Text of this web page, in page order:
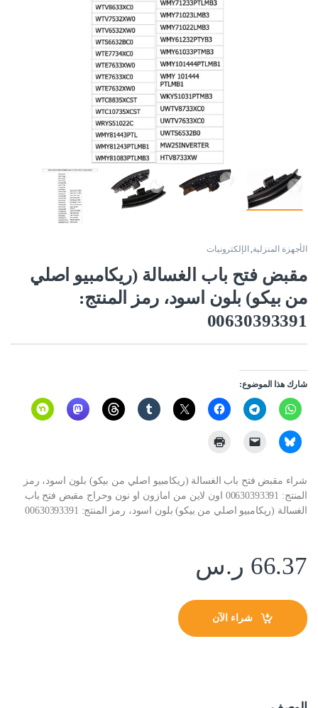
الأجهزة المنزلية, الإلكترونيات
مقبض فتح باب الغسالة (ريكامبيو اصلي
من بيكو) بلون اسود، رمز المنتج:
00630393391
شارك هذا الموضوع:
شراء مقبض فتح باب الغسالة (ريكامبيو اصلي من بيكو) بلون اسود، رمز
المنتج: 00630393391 اون لاين من امازون او نون وحراج مقبض فتح باب
الغسالة (ريكامبيو اصلي من بيكو) بلون اسود، رمز المنتج: 00630393391
66.37 ر.س
شراء الآن